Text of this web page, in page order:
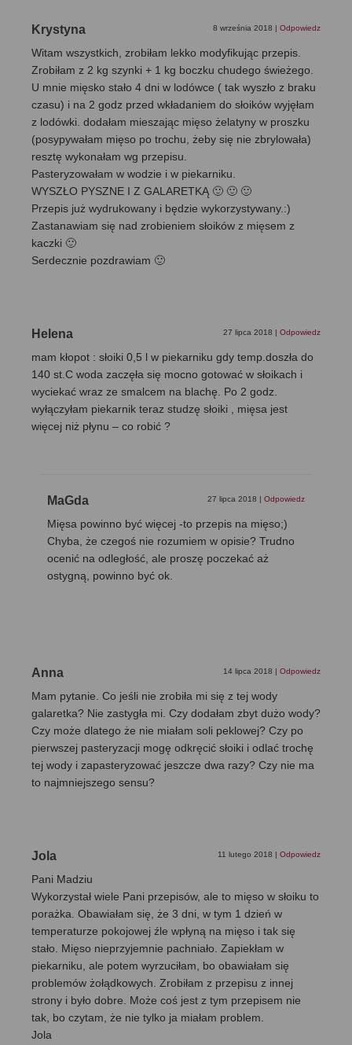
Krystyna 8 września 2018 Odpowiedz
Witam wszystkich, zrobiłam lekko modyfikując przepis.
Zrobiłam z 2 kg szynki + 1 kg boczku chudego świeżego.
U mnie mięsko stało 4 dni w lodówce ( tak wyszło z braku
czasu) i na 2 godz przed wkładaniem do słoików wyjęłam
z lodówki. dodałam mieszając mięso żelatyny w proszku
(posypywałam mięso po trochu, żeby się nie zbrylowała)
resztę wykonałam wg przepisu.
Pasteryzowałam w wodzie i w piekarniku.
WYSZŁO PYSZNE I Z GALARETKĄ 🙂 🙂 🙂
Przepis już wydrukowany i będzie wykorzystywany.:)
Zastanawiam się nad zrobieniem słoików z mięsem z
kaczki 🙂
Serdecznie pozdrawiam 🙂
Helena 27 lipca 2018 Odpowiedz
mam kłopot : słoiki 0,5 l w piekarniku gdy temp.doszła do
140 st.C woda zaczęła się mocno gotować w słoikach i
wyciekać wraz ze smalcem na blachę. Po 2 godz.
wyłączyłam piekarnik teraz studzę słoiki , mięsa jest
więcej niż płynu – co robić ?
MaGda 27 lipca 2018 Odpowiedz
Mięsa powinno być więcej -to przepis na mięso;)
Chyba, że czegoś nie rozumiem w opisie? Trudno
ocenić na odległość, ale proszę poczekać aż
ostygną, powinno być ok.
Anna 14 lipca 2018 Odpowiedz
Mam pytanie. Co jeśli nie zrobiła mi się z tej wody
galaretka? Nie zastygła mi. Czy dodałam zbyt dużo wody?
Czy może dlatego że nie miałam soli peklowej? Czy po
pierwszej pasteryzacji mogę odkręcić słoiki i odlać trochę
tej wody i zapasteryzować jeszcze dwa razy? Czy nie ma
to najmniejszego sensu?
Jola 11 lutego 2018 Odpowiedz
Pani Madziu
Wykorzystał wiele Pani przepisów, ale to mięso w słoiku to
porażka. Obawiałam się, że 3 dni, w tym 1 dzień w
temperaturze pokojowej źle wpłyną na mięso i tak się
stało. Mięso nieprzyjemnie pachniało. Zapiekłam w
piekarniku, ale potem wyrzuciłam, bo obawiałam się
problemów żołądkowych. Zrobiłam z przepisu z innej
strony i było dobre. Może coś jest z tym przepisem nie
tak, bo czytam, że nie tylko ja miałam problem.
Jola